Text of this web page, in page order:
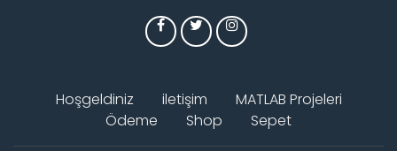
Hoşgeldiniz iletişim
MATLAB Projeleri
Ödeme
Shop Sepet